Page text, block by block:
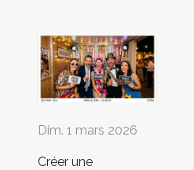
Dim. 1 mars 2026
Créer une